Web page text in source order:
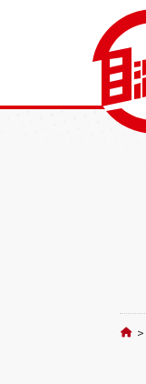
>